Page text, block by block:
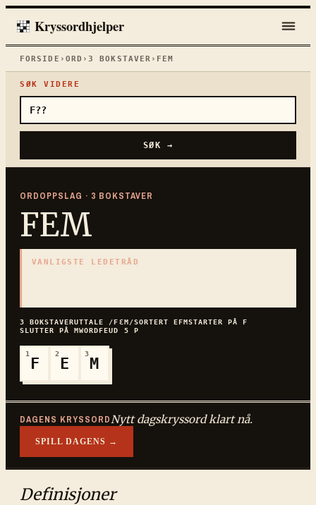
Kryssordhjelper
FORSIDE › ORD ›3 BOKSTAVER › FEM
SØK VIDERE
SØK →
ORDOPPSLAG · 3 BOKSTAVER
FEM
VANLIGSTE LEDETRÅD
3 BOKSTAVERUTTALE /FƐM/SORTERT EFMSTARTER PÅF
SLUTTER PÅMWORDFEUD 5 P
1
F
2
E
3
M
DAGENS KRYSSORDNytt dagskryssord klart nå.
SPILL DAGENS →
Definisjoner